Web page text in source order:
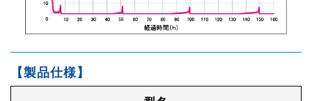
【製品仕様】